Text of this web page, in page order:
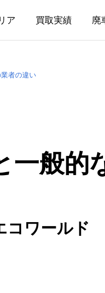
ア 買取実績 廃
者の違い
一般的
コワールド